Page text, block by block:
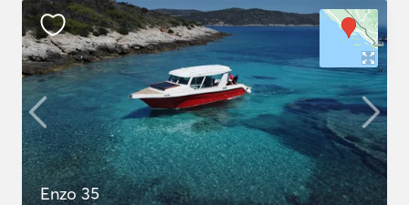
Enzo 35